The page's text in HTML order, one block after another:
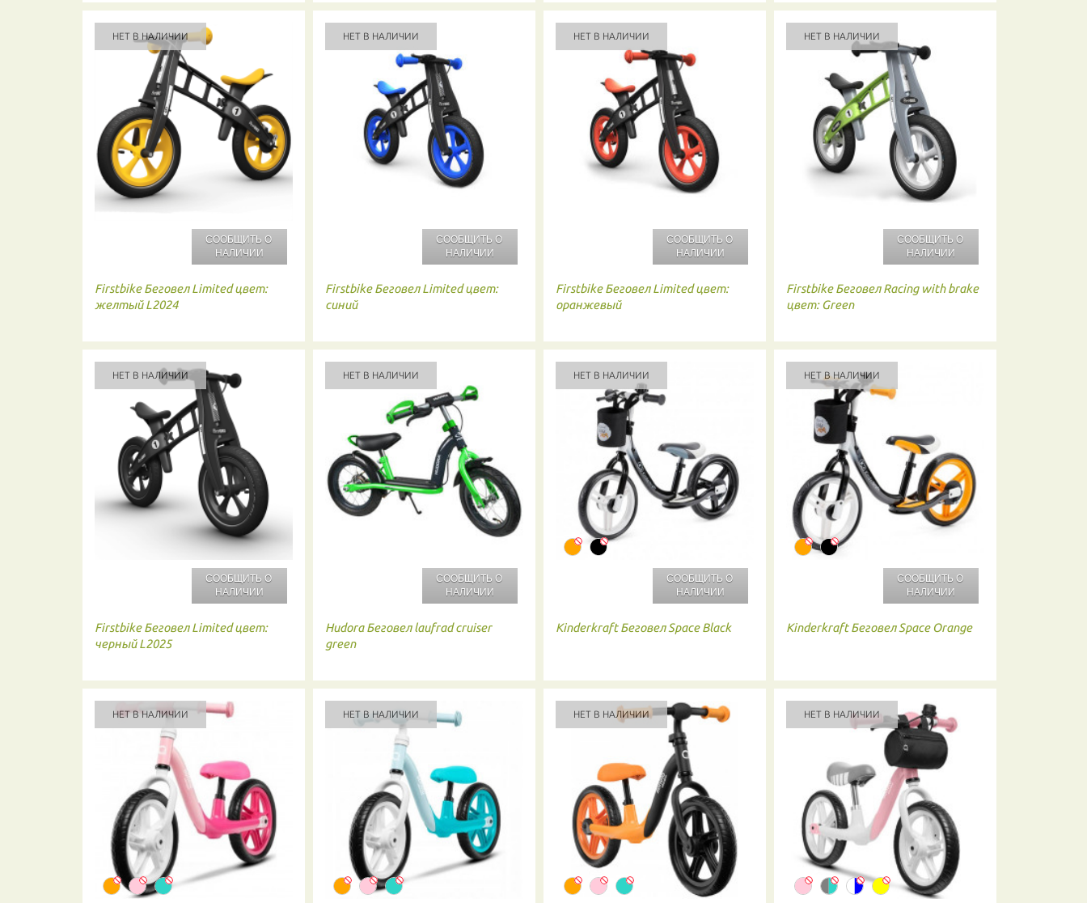
НЕТ В НАЛИЧИИ
СООБЩИТЬ О
НАЛИЧИИ
Firstbike Беговел Limited цвет:
желтый L2024
НЕТ В НАЛИЧИИ
СООБЩИТЬ О
НАЛИЧИИ
Firstbike Беговел Limited цвет:
синий
НЕТ В НАЛИЧИИ
СООБЩИТЬ О
НАЛИЧИИ
Firstbike Беговел Limited цвет:
оранжевый
НЕТ В НАЛИЧИИ
СООБЩИТЬ О
НАЛИЧИИ
Firstbike Беговел Racing with brake
цвет: Green
НЕТ В НАЛИЧИИ
СООБЩИТЬ О
НАЛИЧИИ
Firstbike Беговел Limited цвет:
черный L2025
НЕТ В НАЛИЧИИ
СООБЩИТЬ О
НАЛИЧИИ
Hudora Беговел laufrad cruiser
green
НЕТ В НАЛИЧИИ
СООБЩИТЬ О
НАЛИЧИИ
Kinderkraft Беговел Space Black
НЕТ В НАЛИЧИИ
СООБЩИТЬ О
НАЛИЧИИ
Kinderkraft Беговел Space Orange
НЕТ В НАЛИЧИИ НЕТ В НАЛИЧИИ НЕТ В НАЛИЧИИ НЕТ В НАЛИЧИИ